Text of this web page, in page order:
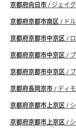
京都府向日市/ ジェイ
京都府京都市南区/ ド
京都府京都市中京区/
京都府京都市中京区/
京都府京都市中京区/
京都府長岡京市/ ディ
京都府京都市上京区/
京都府京都市上京区/